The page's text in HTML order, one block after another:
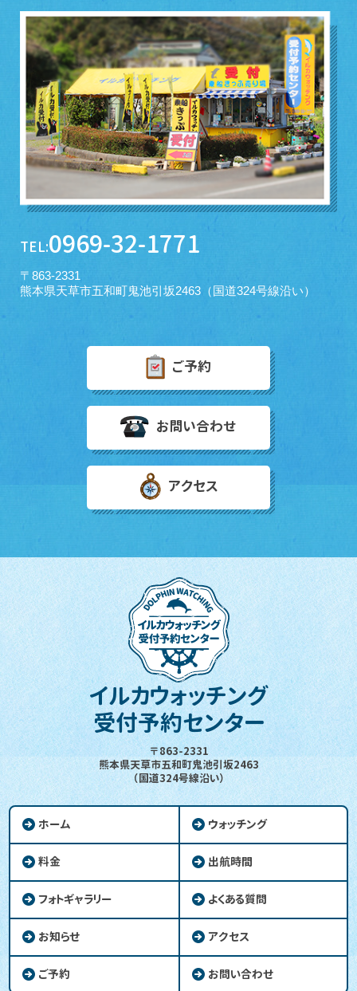
TEL:0969-32-1771
〒863-2331
熊本県天草市五和町鬼池引坂2463（国道324号線沿い）
ご予約
お問い合わせ
アクセス
イルカウォッチング
受付予約センター
〒863-2331
熊本県天草市五和町鬼池引坂2463
（国道324号線沿い）
ホーム ウォッチング
料金 出航時間
フォトギャラリー よくある質問
お知らせ アクセス
ご予約 お問い合わせ